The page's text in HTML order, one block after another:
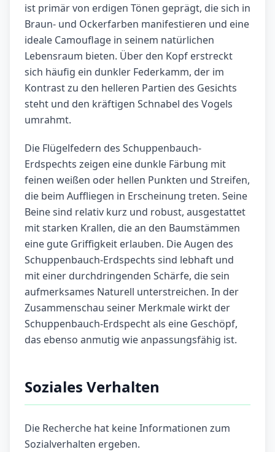
ist primär von erdigen Tönen geprägt, die sich in
Braun- und Ockerfarben manifestieren und eine
ideale Camouflage in seinem natürlichen
Lebensraum bieten. Über den Kopf erstreckt
sich häufig ein dunkler Federkamm, der im
Kontrast zu den helleren Partien des Gesichts
steht und den kräftigen Schnabel des Vogels
umrahmt.
Die Flügelfedern des Schuppenbauch-
Erdspechts zeigen eine dunkle Färbung mit
feinen weißen oder hellen Punkten und Streifen,
die beim Auffliegen in Erscheinung treten. Seine
Beine sind relativ kurz und robust, ausgestattet
mit starken Krallen, die an den Baumstämmen
eine gute Griffigkeit erlauben. Die Augen des
Schuppenbauch-Erdspechts sind lebhaft und
mit einer durchdringenden Schärfe, die sein
aufmerksames Naturell unterstreichen. In der
Zusammenschau seiner Merkmale wirkt der
Schuppenbauch-Erdspecht als eine Geschöpf,
das ebenso anmutig wie anpassungsfähig ist.
Soziales Verhalten
Die Recherche hat keine Informationen zum
Sozialverhalten ergeben.